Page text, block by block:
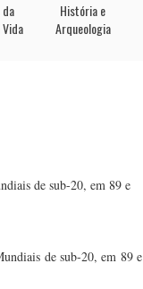
História e
Arqueologia
de sub-20, em 89 e
de sub-20, em 89 e